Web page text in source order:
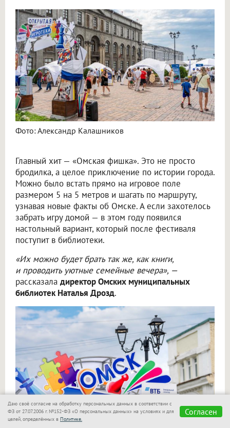
Фото: Александр Калашников
Главный хит — «Омская фишка». Это не просто
бродилка, а целое приключение по истории города.
Можно было встать прямо на игровое поле
размером 5 на 5 метров и шагать по маршруту,
узнавая новые факты об Омске. А если захотелось
забрать игру домой — в этом году появился
настольный вариант, который после фестиваля
поступит в библиотеки.
«Их можно будет брать так же, как книги,
и проводить уютные семейные вечера», —
рассказала директор Омских муниципальных
библиотек Наталья Дрозд.
Даю своё согласие на обработку персональных данных в соответствии с
ФЗ от 27.07.2006 г. №152-ФЗ «О персональных данных» на условиях и для
целей, определённых в Политике.
Согласен